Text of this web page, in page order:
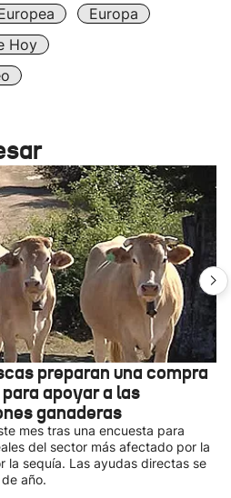
Europa
Hoy
preparan una compra
apoyar a las
ganaderas
mes tras una encuesta para
del sector más afectado por la
la sequía. Las ayudas directas se
año.